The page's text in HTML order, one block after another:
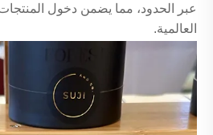
عبر الحدود، مما يضمن دخول
العالمية.